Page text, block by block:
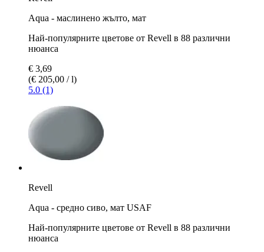
Aqua - маслинено жълто, мат
Най-популярните цветове от Revell в 88 различни
нюанса
€ 3,69
(€ 205,00 / l)
5.0 (1)
Revell
Aqua - средно сивo, мат USAF
Най-популярните цветове от Revell в 88 различни
нюанса